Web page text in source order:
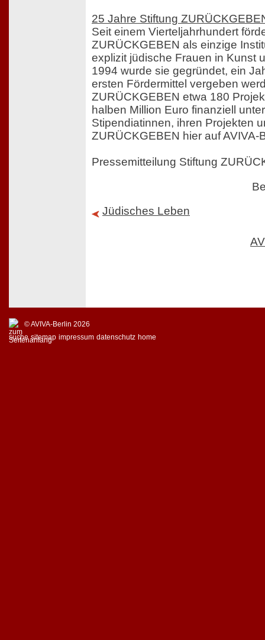
25 Jahre Stiftung
Seit einem Vierteljahrhundert
ZURÜCKGEBEN als einzige
explizit jüdische Frauen in Kunst
1994 wurde sie gegründet, ein
ersten Fördermittel vergeben
ZURÜCKGEBEN etwa 180
halben Million Euro finanziell
Stipendiatinnen, ihren Projekten
ZURÜCKGEBEN hier auf AVIVA-
Pressemitteilung Stiftung
Jüdisches Leben
© AVIVA-Berlin 2026
suche sitemap impressum datenschutz home